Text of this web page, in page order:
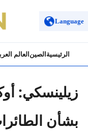
Language
الرئيسية الصين العالم
زيلينسكي:
بشأن